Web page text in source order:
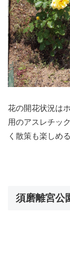
花の開花状況は
用のアスレチッ
く散策も楽しめ
須磨離宮公